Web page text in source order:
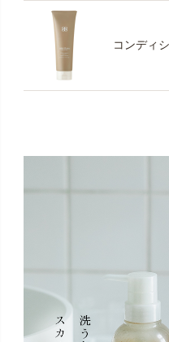
コンディ